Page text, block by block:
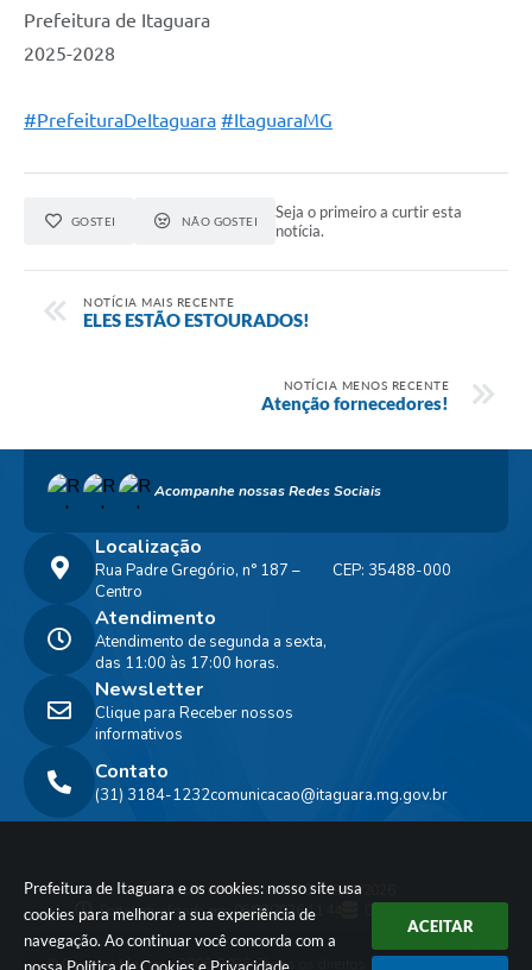
Prefeitura de Itaguara e os cookies: nosso site usa
cookies para melhorar a sua experiência de
navegação. Ao continuar você concorda com a
ACEITAR
Prefeitura de Itaguara
2025-2028
#PrefeituraDeItaguara #ItaguaraMG
GOSTEI NÃO GOSTEI
Seja o primeiro a curtir esta
notícia.
NOTÍCIA MAIS RECENTE
ELES ESTÃO ESTOURADOS!
NOTÍCIA MENOS RECENTE
Atenção fornecedores!
Acompanhe nossas Redes Sociais
Localização
Rua Padre Gregório, n° 187 –
Centro
CEP: 35488-000
Contato
(31) 3184-1232comunicacao@itaguara.mg.gov.br
Atendimento
Atendimento de segunda a sexta,
das 11:00 às 17:00 horas.
Newsletter
Clique para Receber nossos
informativos
Versão do Sistema:3.5.3 - 19/06/2026
Portal atualizado em:06/08/2026 11:44 Dados Abertos
© Copyright Instar - 2006-2026. Todos os direitos